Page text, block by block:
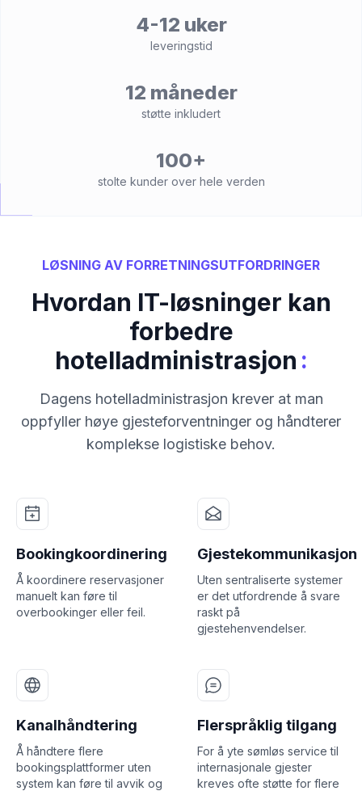
4-12 uker
leveringstid
12 måneder
støtte inkludert
100+
stolte kunder over hele verden
LØSNING AV FORRETNINGSUTFORDRINGER
Hvordan IT-løsninger kan
forbedre
hotelladministrasjon :
Dagens hotelladministrasjon krever at man
oppfyller høye gjesteforventninger og håndterer
komplekse logistiske behov.
Bookingkoordinering
Å koordinere reservasjoner
manuelt kan føre til
overbookinger eller feil.
Gjestekommunikasjon
Uten sentraliserte systemer
er det utfordrende å svare
raskt på
gjestehenvendelser.
Kanalhåndtering
Å håndtere flere
bookingsplattformer uten
system kan føre til avvik og
Flerspråklig tilgang
For å yte sømløs service til
internasjonale gjester
kreves ofte støtte for flere